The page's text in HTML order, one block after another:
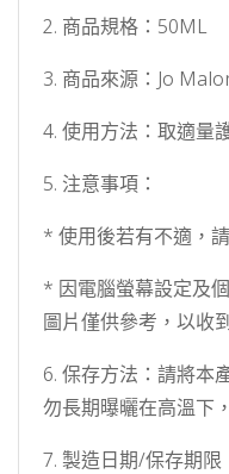
2. 商品規格：50ML
3. 商品來源：Jo
4. 使用方法：取適量
5. 注意事項：
* 使用後若有不適，
* 因電腦螢幕設定及
圖片僅供參考，以收
6. 保存方法：請將本
勿長期曝曬在高溫下
7. 製造日期/保存期